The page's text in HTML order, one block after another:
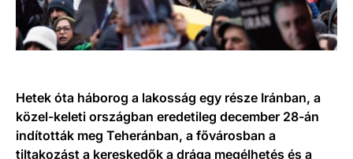
Hetek óta háborog a lakosság egy része Iránban, a
közel-keleti országban eredetileg december 28-án
indították meg Teheránban, a fővárosban a
tiltakozást a kereskedők a drága megélhetés és a